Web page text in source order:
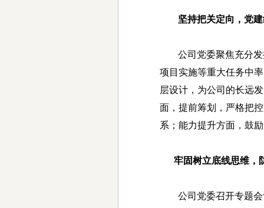
坚持把关定向，党
公司党委聚焦充分
项目实施等重大任务中
层设计，为公司的长远
面，提前筹划，严格把
系；能力提升方面，鼓
牢固树立底线思维，
公司党委召开专题